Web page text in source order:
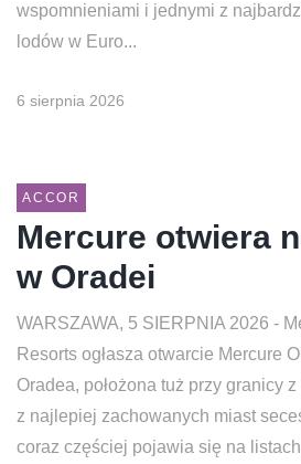
wspomnieniami i jednymi z
lodów w Euro...
6 sierpnia 2026
ACCOR
Mercure otwiera
w Oradei
WARSZAWA, 5 SIERPNIA 2026 -
Resorts ogłasza otwarcie Mercure
Oradea, położona tuż przy granicy
z najlepiej zachowanych miast
coraz częściej pojawia się na